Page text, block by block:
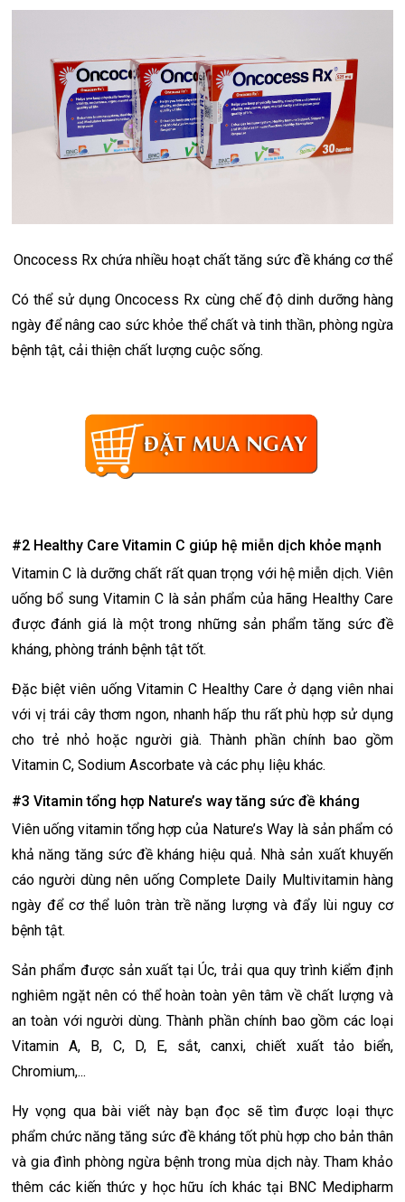
Oncocess Rx chứa nhiều hoạt chất tăng sức đề kháng cơ thể
Có thể sử dụng Oncocess Rx cùng chế độ dinh dưỡng hàng
ngày để nâng cao sức khỏe thể chất và tinh thần, phòng ngừa
bệnh tật, cải thiện chất lượng cuộc sống.
#2 Healthy Care Vitamin C giúp hệ miễn dịch khỏe mạnh
Vitamin C là dưỡng chất rất quan trọng với hệ miễn dịch. Viên
uống bổ sung Vitamin C là sản phẩm của hãng Healthy Care
được đánh giá là một trong những sản phẩm tăng sức đề
kháng, phòng tránh bệnh tật tốt.
Đặc biệt viên uống Vitamin C Healthy Care ở dạng viên nhai
với vị trái cây thơm ngon, nhanh hấp thu rất phù hợp sử dụng
cho trẻ nhỏ hoặc người già. Thành phần chính bao gồm
Vitamin C, Sodium Ascorbate và các phụ liệu khác.
#3 Vitamin tổng hợp Nature’s way tăng sức đề kháng
Viên uống vitamin tổng hợp của Nature’s Way là sản phẩm có
khả năng tăng sức đề kháng hiệu quả. Nhà sản xuất khuyến
cáo người dùng nên uống Complete Daily Multivitamin hàng
ngày để cơ thể luôn tràn trề năng lượng và đẩy lùi nguy cơ
bệnh tật.
Sản phẩm được sản xuất tại Úc, trải qua quy trình kiểm định
nghiêm ngặt nên có thể hoàn toàn yên tâm về chất lượng và
an toàn với người dùng. Thành phần chính bao gồm các loại
Vitamin A, B, C, D, E, sắt, canxi, chiết xuất tảo biển,
Chromium,...
Hy vọng qua bài viết này bạn đọc sẽ tìm được loại thực
phẩm chức năng tăng sức đề kháng tốt phù hợp cho bản thân
và gia đình phòng ngừa bệnh trong mùa dịch này. Tham khảo
thêm các kiến thức y học hữu ích khác tại BNC Medipharm